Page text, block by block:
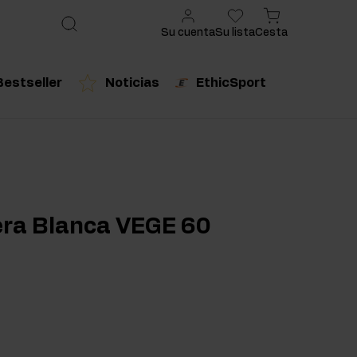
Noticias EthicSport
Su cuentaSu listaCesta
Blanca VEGE 60